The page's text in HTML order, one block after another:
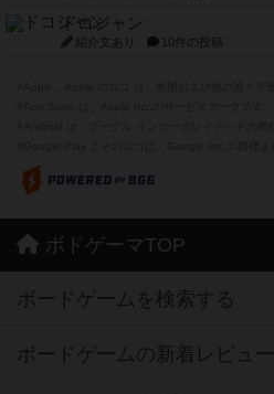
ドコジャン
紹介文あり 10件の投稿
ボドゲーマTOP
ボードゲームを検索する
ボードゲームの新着レビュー